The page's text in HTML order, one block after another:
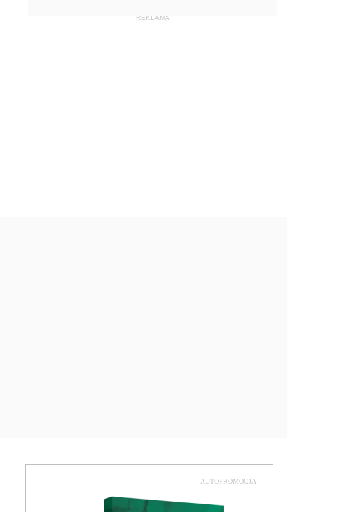
AUTOPROMOCJA